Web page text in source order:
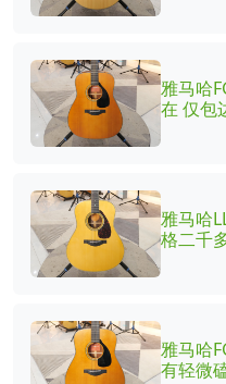
雅马哈
在 仅包
雅马哈
格二千
雅马哈
有轻微